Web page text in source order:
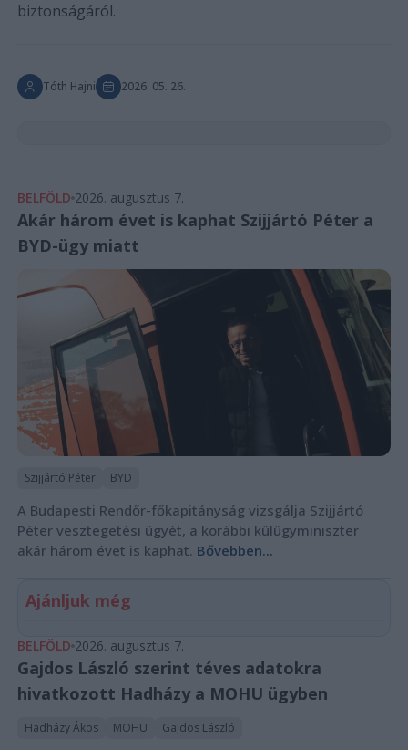
biztonságáról.
Tóth Hajni 2026. 05. 26.
BELFÖLD 2026. augusztus 7.
Akár három évet is kaphat Szijjártó Péter a
BYD-ügy miatt
Szijjártó Péter BYD
A Budapesti Rendőr-főkapitányság vizsgálja Szijjártó
Péter vesztegetési ügyét, a korábbi külügyminiszter
akár három évet is kaphat. Bővebben...
Ajánljuk még
BELFÖLD 2026. augusztus 7.
Gajdos László szerint téves adatokra
hivatkozott Hadházy a MOHU ügyben
Hadházy Ákos MOHU Gajdos László